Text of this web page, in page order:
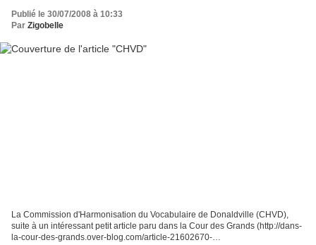
Publié le 30/07/2008 à 10:33
Par Zigobelle
La Commission d'Harmonisation du Vocabulaire de Donaldville (CHVD),
suite à un intéressant petit article paru dans la Cour des Grands (http://dans-
la-cour-des-grands.over-blog.com/article-21602670-